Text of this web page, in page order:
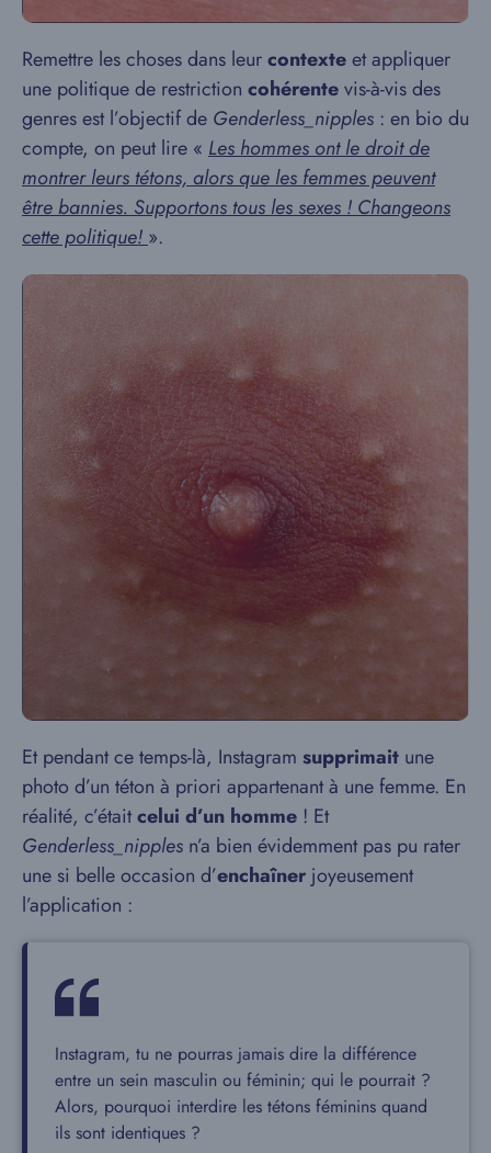
Remettre les choses dans leurcontexteet appliquer
une politique de restriction cohérentevis-à-vis des
genres est l’objectif de Genderless_nipples : en bio du
compte, on peut lire « Les hommes ont le droit de
montrer leurs tétons, alors que les femmes peuvent
être bannies. Supportons tous les sexes ! Changeons
cette politique! ».
Et pendant ce temps-là, Instagram supprimait une
photo d’un téton à priori appartenant à une femme. En
réalité, c’étaitcelui d’un homme ! Et
Genderless_nipples n’a bien évidemment pas pu rater
une si belle occasion d’enchaîner joyeusement
l’application :
Instagram, tu ne pourras jamais dire la différence
entre un sein masculin ou féminin; qui le pourrait ?
Alors, pourquoi interdire les tétons féminins quand
ils sont identiques ?